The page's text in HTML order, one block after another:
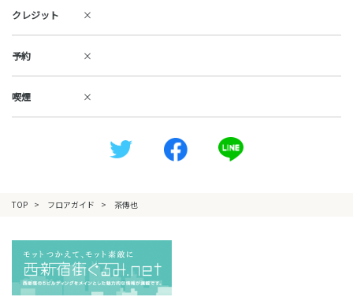
クレジット ×
予約 ×
喫煙 ×
TOP フロアガイド 茶傳也